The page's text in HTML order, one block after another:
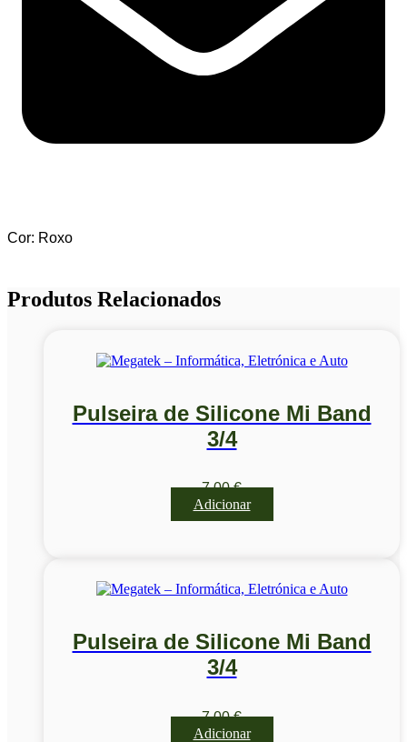
Cor: Roxo
Produtos Relacionados
Pulseira de Silicone Mi Band
3/4
7,00€
Adicionar
Pulseira de Silicone Mi Band
3/4
7,00€
Adicionar